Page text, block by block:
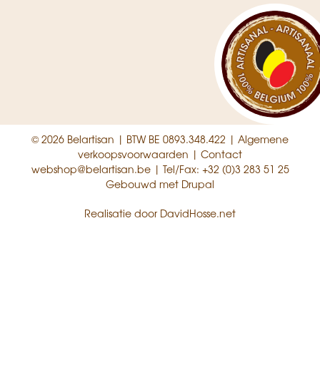
© 2026 Belartisan | BTW BE 0893.348.422 | Algemene
verkoopsvoorwaarden | Contact
webshop@belartisan.be| Tel/Fax: +32 (0)3 283 51 25
Gebouwd met Drupal
Realisatie door DavidHosse.net